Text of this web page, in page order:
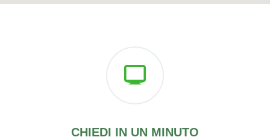
CHIEDI IN UN MINUTO